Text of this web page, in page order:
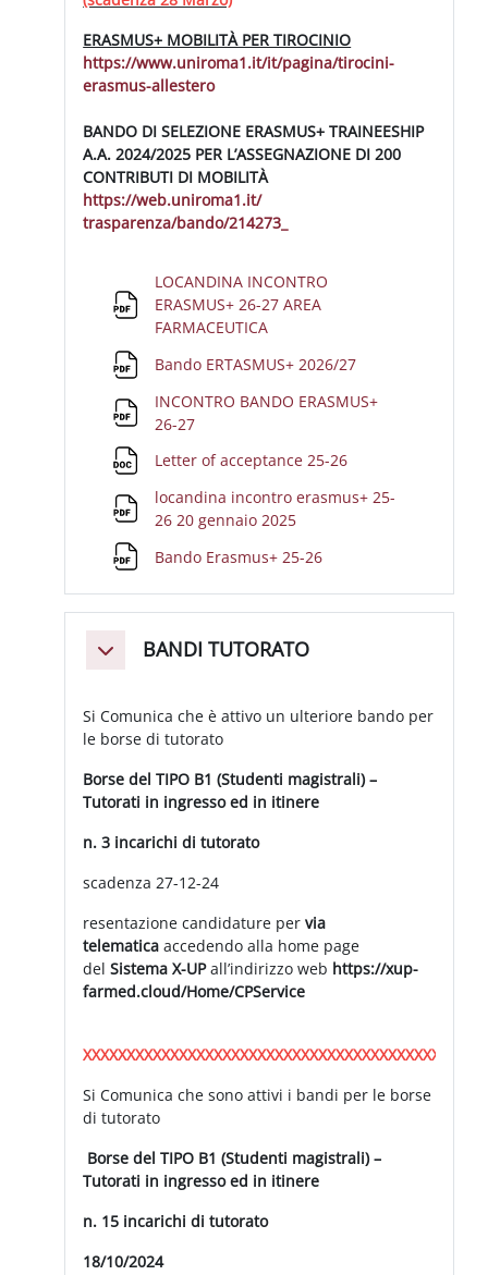
ERASMUS+ MOBILITÀ PER TIROCINIO
https://www.uniroma1.it/it/pagina/tirocini-
erasmus-allestero
BANDO DI SELEZIONE ERASMUS+ TRAINEESHIP
A.A. 2024/2025 PER L’ASSEGNAZIONE DI 200
CONTRIBUTI DI MOBILITÀ
https://web.uniroma1.it/
trasparenza/bando/214273_
LOCANDINA INCONTRO
ERASMUS+ 26-27 AREA
FARMACEUTICA
Bando ERTASMUS+ 2026/27
INCONTRO BANDO ERASMUS+
26-27
Letter of acceptance 25-26
locandina incontro erasmus+ 25-
26 20 gennaio 2025
Bando Erasmus+ 25-26
MinimizzaBANDI TUTORATO
Si Comunica che è attivo un ulteriore bando per
le borse di tutorato
Borse del TIPO B1 (Studenti magistrali) –
Tutorati in ingresso ed in itinere
n. 3 incarichi di tutorato
scadenza 27-12-24
resentazione candidature pervia
telematicaaccedendo alla home page
delSistema X-UPall’indirizzo web https://xup-
farmed.cloud/Home/CPService
Si Comunica che sono attivi i bandi per le borse
di tutorato
Borse del TIPO B1 (Studenti magistrali) –
Tutorati in ingresso ed in itinere
n. 15 incarichi di tutorato
18/10/2024